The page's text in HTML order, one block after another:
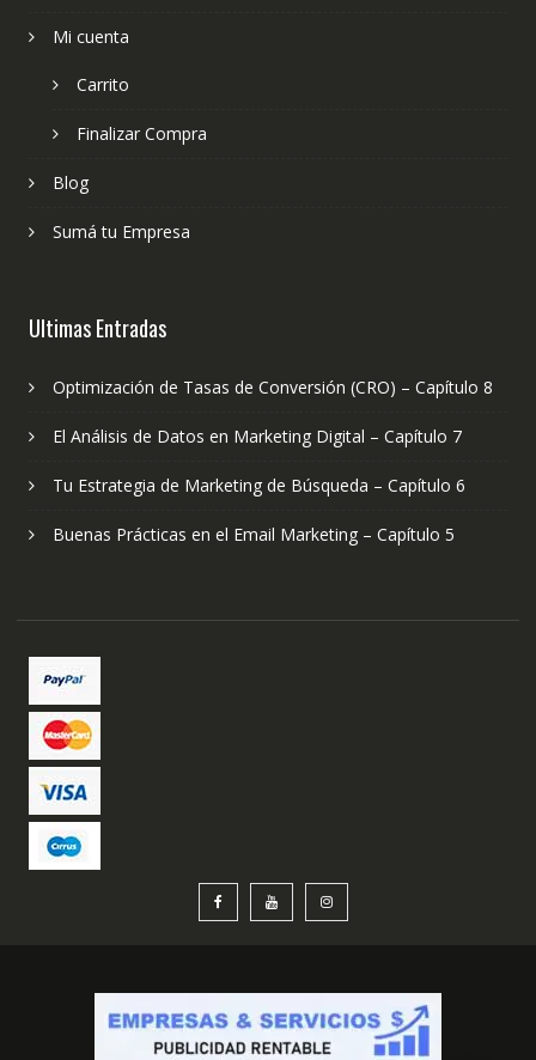
Mi cuenta
Carrito
Finalizar Compra
Blog
Sumá tu Empresa
Ultimas Entradas
Optimización de Tasas de Conversión (CRO) – Capítulo 8
El Análisis de Datos en Marketing Digital – Capítulo 7
Tu Estrategia de Marketing de Búsqueda – Capítulo 6
Buenas Prácticas en el Email Marketing – Capítulo 5